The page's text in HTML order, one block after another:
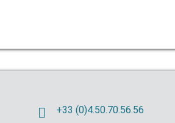
+33 (0)4.50.70.56.56